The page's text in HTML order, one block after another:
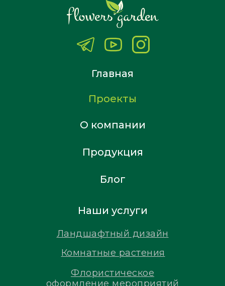
Флористическое
оформление мероприятий
Комнатные растения
Наши услуги
Продукция
Блог
О компании
Главная
Проекты
Ландшафтный дизайн